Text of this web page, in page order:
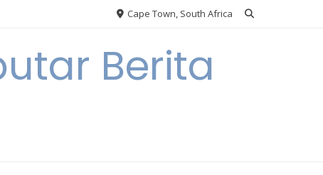
Cape Town, South Africa
Berita